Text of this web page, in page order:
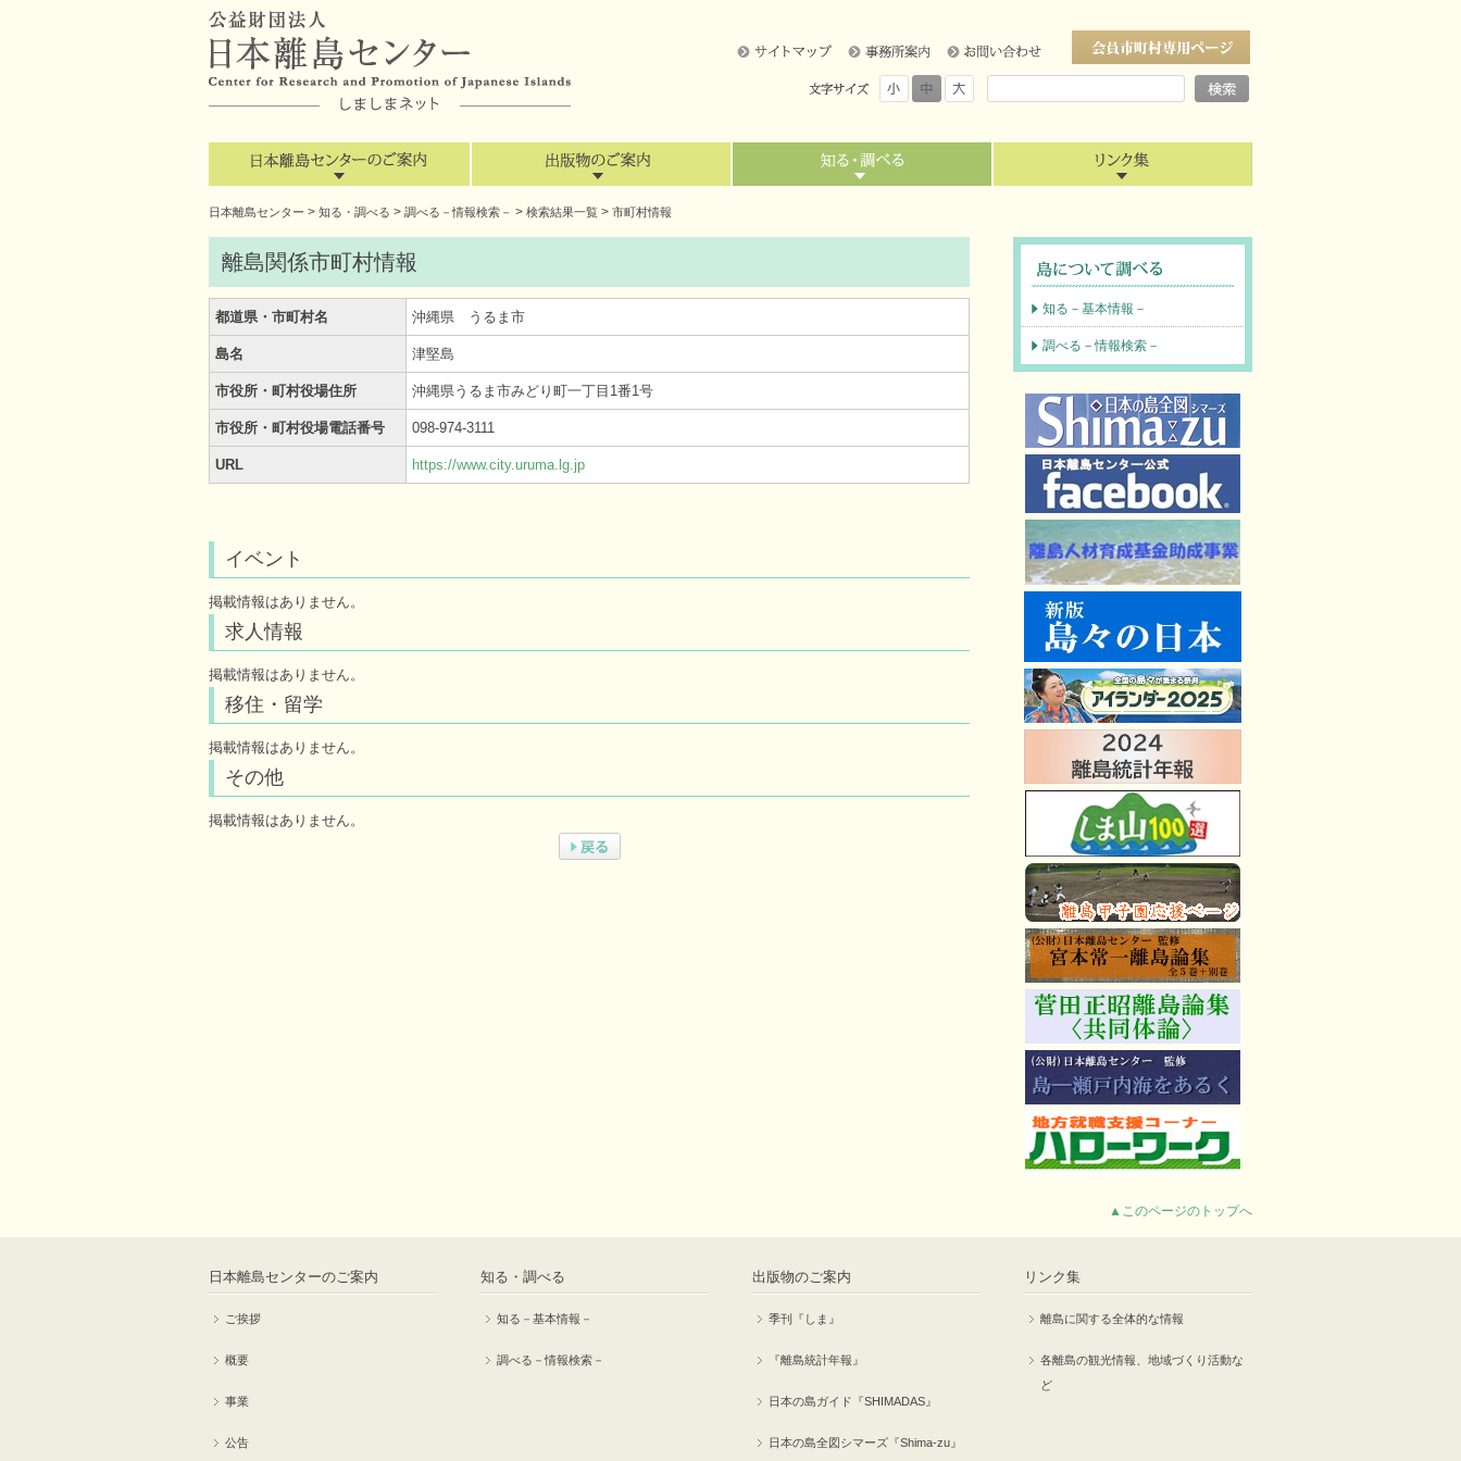
日本離島センター > 知る・調べる > 調べる－情報検索－ > 検索結果一覧 > 市町村情報
離島関係市町村情報
都道県・市町村名 沖縄県 うるま市
島名 津堅島
市役所・町村役場住所 沖縄県うるま市みどり町一丁目1番1号
市役所・町村役場電話番号 098-974-3111
URL https://www.city.uruma.lg.jp
イベント
掲載情報はありません。
求人情報
掲載情報はありません。
移住・留学
掲載情報はありません。
その他
掲載情報はありません。
知る－基本情報－
調べる－情報検索－
▲このページのトップへ
日本離島センターのご案内
ご挨拶
概要
事業
公告
知る・調べる
知る－基本情報－
調べる－情報検索－
出版物のご案内
季刊『しま』
『離島統計年報』
日本の島ガイド『SHIMADAS』
日本の島全図シマーズ『Shima-zu』
リンク集
離島に関する全体的な情報
各離島の観光情報、地域づくり活動な
ど